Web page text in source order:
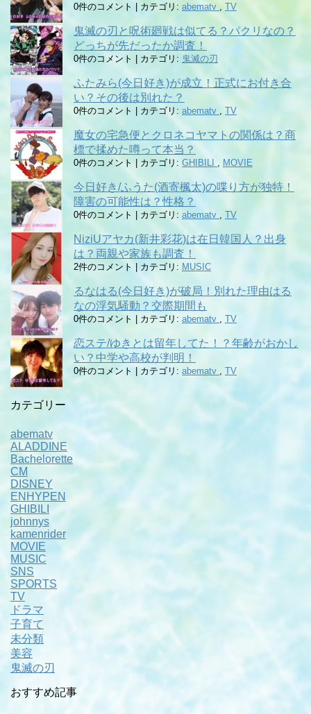
0件のコメント カテゴリ: abematv , TV
鬼滅の刃と呪術廻戦は似てる？パクリなの？
どっちが先だったか調査！
0件のコメント カテゴリ: 鬼滅の刃
ふたみら(今日好き)が成立！正式にお付き合
い？その後は別れた？
0件のコメント カテゴリ: abematv , TV
魔女の宅急便とクロネコヤマトの関係は？商
標で揉めた噂って本当？
0件のコメント カテゴリ: GHIBILI , MOVIE
今日好き/ふうた(酒寄楓太)の喋り方が独特！
障害の可能性は？性格？
0件のコメント カテゴリ: abematv , TV
NiziUアヤカ(新井彩花)は在日韓国人？出身
は？両親や家族も調査！
2件のコメント カテゴリ: MUSIC
るなはる(今日好き)が破局！別れた理由はる
なの浮気騒動？交際期間も
0件のコメント カテゴリ: abematv , TV
恋ステ/ゆきとは留年してた！？年齢がおかし
い？中学や高校が判明！
0件のコメント カテゴリ: abematv , TV
カテゴリー
abematv
ALADDINE
Bachelorette
CM
DISNEY
ENHYPEN
GHIBILI
johnnys
kamenrider
MOVIE
MUSIC
SNS
SPORTS
TV
ドラマ
子育て
未分類
美容
鬼滅の刃
おすすめ記事